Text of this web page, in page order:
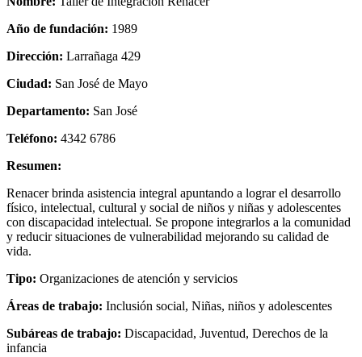
Año de fundación: 1989
Dirección: Larrañaga 429
Ciudad: San José de Mayo
Departamento: San José
Teléfono: 4342 6786
Resumen:
Renacer brinda asistencia integral apuntando a lograr el desarrollo
físico, intelectual, cultural y social de niños y niñas y adolescentes
con discapacidad intelectual. Se propone integrarlos a la comunidad
y reducir situaciones de vulnerabilidad mejorando su calidad de
vida.
Tipo: Organizaciones de atención y servicios
Áreas de trabajo: Inclusión social, Niñas, niños y adolescentes
Subáreas de trabajo: Discapacidad, Juventud, Derechos de la
infancia